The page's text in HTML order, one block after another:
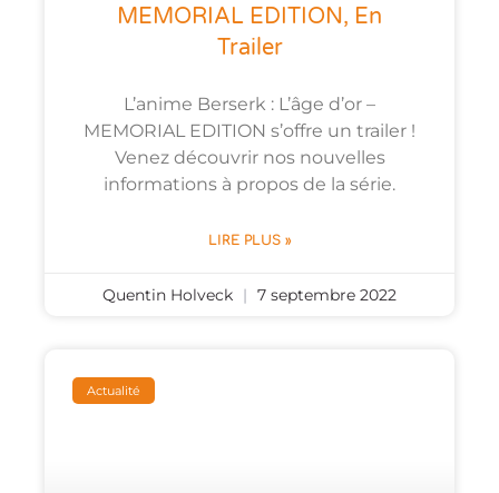
MEMORIAL EDITION, En
Trailer
L’anime Berserk : L’âge d’or –
MEMORIAL EDITION s’offre un trailer !
Venez découvrir nos nouvelles
informations à propos de la série.
LIRE PLUS »
Quentin Holveck 7 septembre 2022
Actualité